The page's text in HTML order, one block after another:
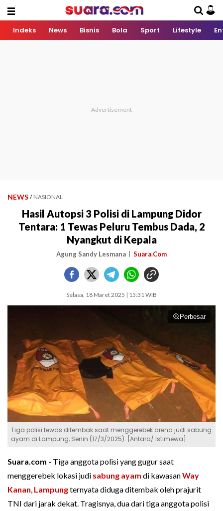
Indeks News Bisnis Bola Sport Lifestyle
NEWS / NASIONAL
Hasil Autopsi 3 Polisi di Lampung Didor
Tentara: 1 Tewas Peluru Tembus Dada, 2
Nyangkut di Kepala
Agung Sandy Lesmana Suara.Com
Selasa, 18 Maret 2025 | 15:31 WIB
Perbesar
Tiga polisi tewas ditembak saat menggerebek arena judi sabung
ayam di Lampung, Senin (17/3/2025). [Antara/ Istimewa]
Suara.com - Tiga anggota polisi yang gugur saat
menggerebek lokasi judi sabung ayam di kawasanWay
Kanan, Lampungternyata diduga ditembak oleh prajurit
TNI dari jarak dekat. Tragisnya, dua dari tiga anggota polisi